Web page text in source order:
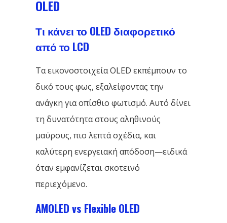
OLED
Τι κάνει το OLED διαφορετικό
από το LCD
Τα εικονοστοιχεία OLED εκπέμπουν το
δικό τους φως, εξαλείφοντας την
ανάγκη για οπίσθιο φωτισμό. Αυτό δίνει
τη δυνατότητα στους αληθινούς
μαύρους, πιο λεπτά σχέδια, και
καλύτερη ενεργειακή απόδοση—ειδικά
όταν εμφανίζεται σκοτεινό
περιεχόμενο.
AMOLED vs Flexible OLED